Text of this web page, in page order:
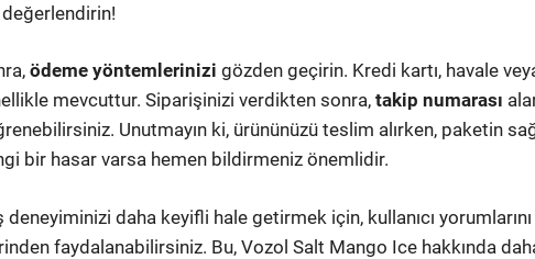
değerlendirin!
ödeme yöntemlerinizi gözden geçirin. Kredi kartı, havale
mevcuttur. Siparişinizi verdikten sonra, takip numarası
Unutmayın ki, ürününüzü teslim alırken, paketin
bir hasar varsa hemen bildirmeniz önemlidir.
deneyiminizi daha keyifli hale getirmek için, kullanıcı
faydalanabilirsiniz. Bu, Vozol Salt Mango Ice hakkında